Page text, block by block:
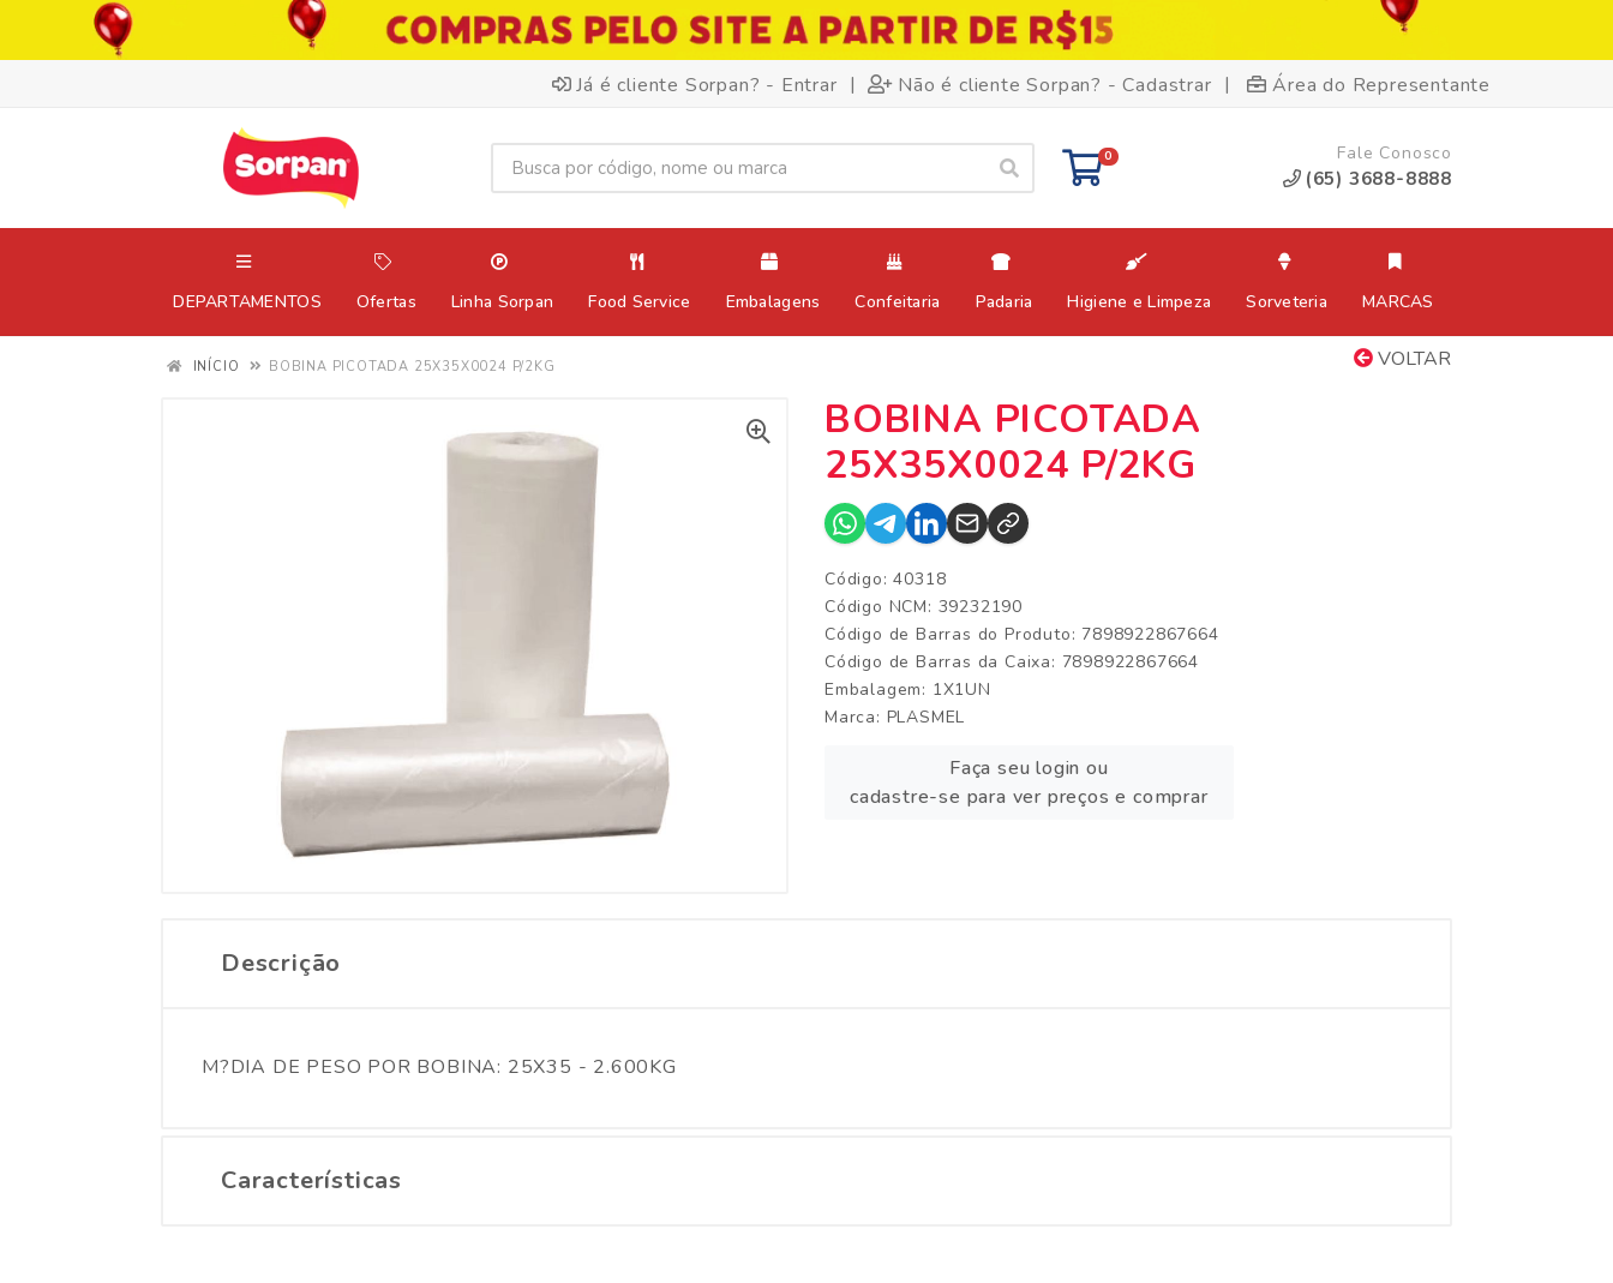
Já é cliente Sorpan? - Entrar | Não é cliente Sorpan? - Cadastrar | Área do Representante
0 Fale Conosco
(65) 3688-8888
DEPARTAMENTOS Ofertas Linha Sorpan Food Service Embalagens Confeitaria Padaria Higiene e Limpeza Sorveteria MARCAS
VOLTAR
INÍCIO BOBINA PICOTADA 25X35X0024 P/2KG
BOBINA PICOTADA
25X35X0024 P/2KG
Código: 40318
Código NCM: 39232190
Código de Barras do Produto: 7898922867664
Código de Barras da Caixa: 7898922867664
Embalagem: 1X1UN
Marca: PLASMEL
Faça seu login ou
cadastre-se para ver preços e comprar
Descrição
M?DIA DE PESO POR BOBINA: 25X35 - 2.600KG
Características